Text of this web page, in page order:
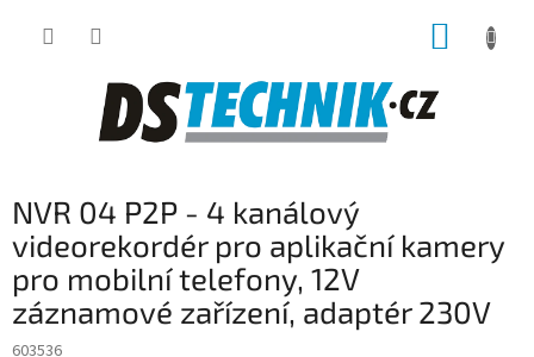
NVR 04 P2P - 4 kanálový
videorekordér pro aplikační kamery
pro mobilní telefony, 12V
záznamové zařízení, adaptér 230V
603536